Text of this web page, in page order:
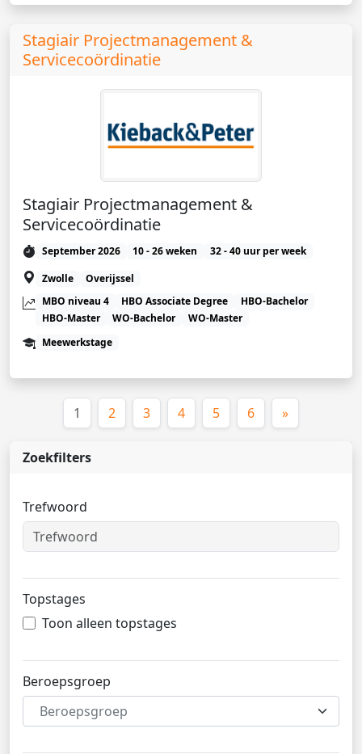
Zoekfilters
Trefwoord
Topstages
Toon alleen topstages
Beroepsgroep
Beroepsgroep
Stagiair Projectmanagement &
Servicecoördinatie
Stagiair Projectmanagement &
Servicecoördinatie
September 2026 10 - 26 weken
32 - 40 uur per week
Zwolle
Overijssel
MBO niveau 4
HBO Associate Degree
HBO-Bachelor
HBO-Master
WO-Bachelor
WO-Master
Meewerkstage
1 (huidige)
2 3 4 5 6 »